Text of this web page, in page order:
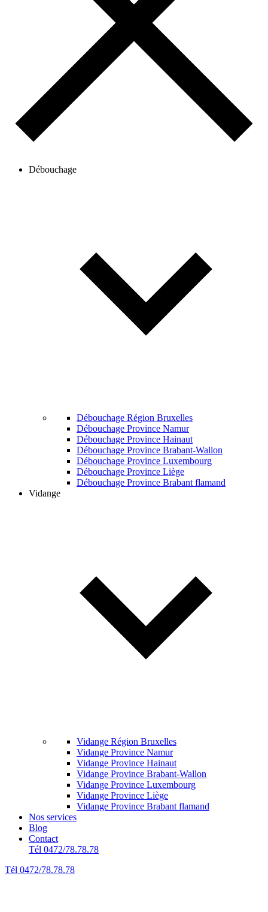
Débouchage
Débouchage Région Bruxelles
Débouchage Province Namur
Débouchage Province Hainaut
Débouchage Province Brabant-Wallon
Débouchage Province Luxembourg
Débouchage Province Liège
Débouchage Province Brabant flamand
Vidange
Vidange Région Bruxelles
Vidange Province Namur
Vidange Province Hainaut
Vidange Province Brabant-Wallon
Vidange Province Luxembourg
Vidange Province Liège
Vidange Province Brabant flamand
Nos services
Blog
Contact
Tél 0472/78.78.78
Tél 0472/78.78.78